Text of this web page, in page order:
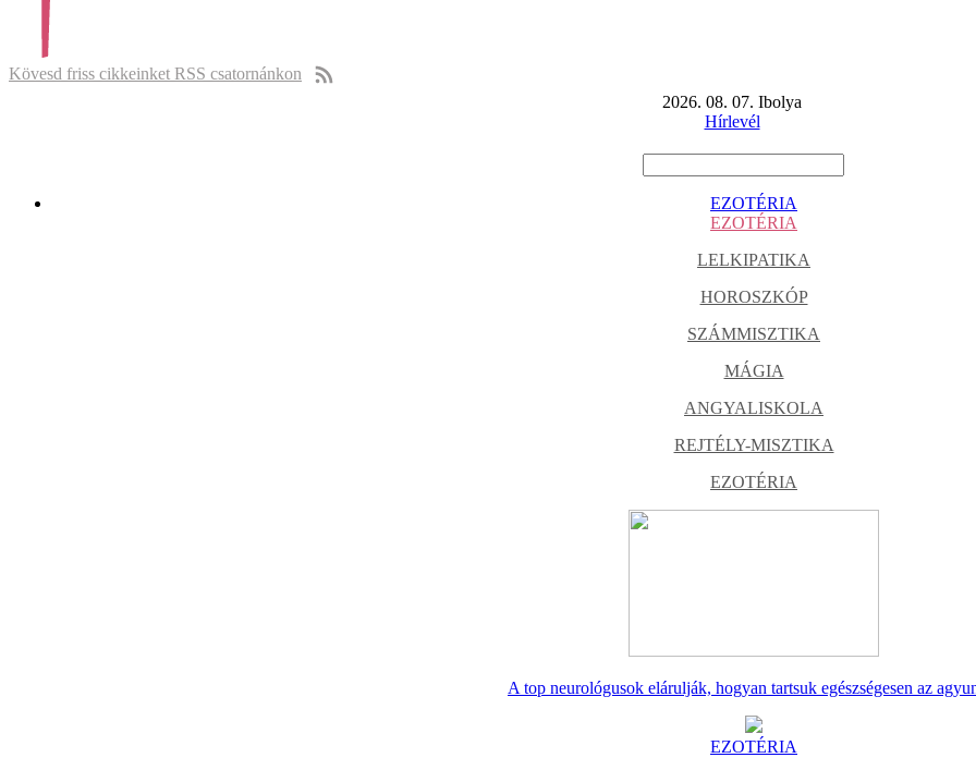
Kövesd friss cikkeinket RSS csatornánkon
2026. 08. 07. Ibolya
Hírlevél
EZOTÉRIA
EZOTÉRIA
LELKIPATIKA
HOROSZKÓP
SZÁMMISZTIKA
MÁGIA
ANGYALISKOLA
REJTÉLY-MISZTIKA
EZOTÉRIA
A top neurológusok elárulják, hogyan tartsuk egészségesen az
EZOTÉRIA